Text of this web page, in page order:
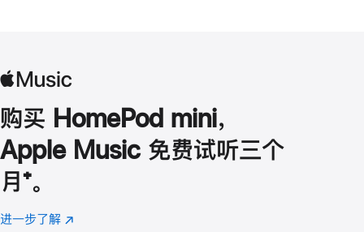
购买 HomePod mini，
Apple Music 免费试听三个
月 脚
注
⁺。
进一步了解 Apple
(在